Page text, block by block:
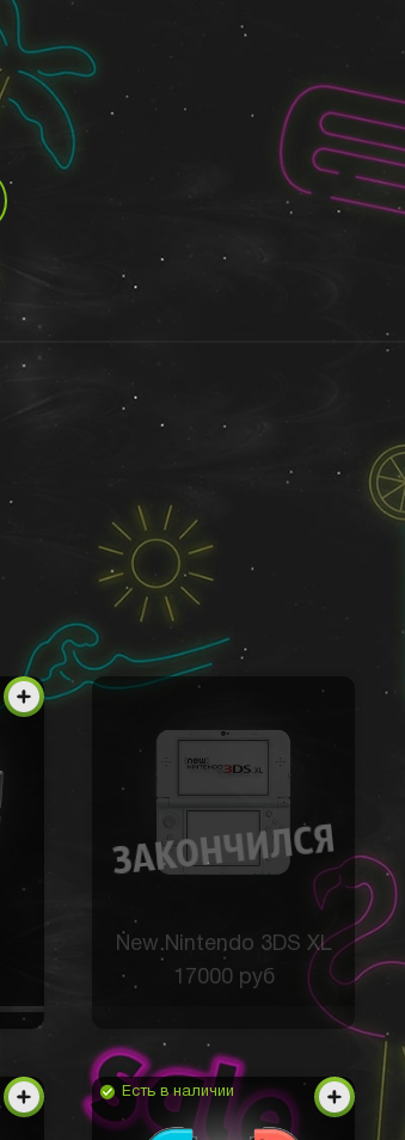
New Nintendo 3DS XL
17000 руб
Есть в наличии